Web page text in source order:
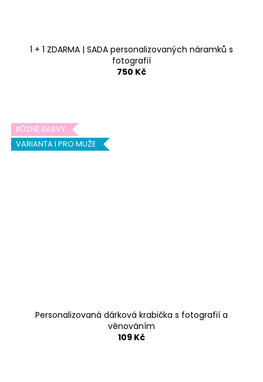
1 + 1 ZDARMA | SADA personalizovaných náramků s
fotografií
750 Kč
RŮZNÉ BARVY
VARIANTA I PRO MUŽE
Personalizovaná dárková krabička s fotografií a
věnováním
109 Kč